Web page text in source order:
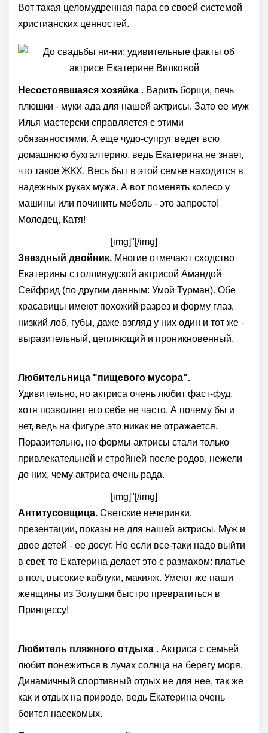
Вот такая целомудренная пара со своей системой
христианских ценностей.
Несостоявшаяся хозяйка . Варить борщи, печь
плюшки - муки ада для нашей актрисы. Зато ее муж
Илья мастерски справляется с этими
обязанностями. А еще чудо-супруг ведет всю
домашнюю бухгалтерию, ведь Екатерина не знает,
что такое ЖКХ. Весь быт в этой семье находится в
надежных руках мужа. А вот поменять колесо у
машины или починить мебель - это запросто!
Молодец, Катя!
[img]"[/img]
Звездный двойник. Многие отмечают сходство
Екатерины с голливудской актрисой Амандой
Сейфрид (по другим данным: Умой Турман). Обе
красавицы имеют похожий разрез и форму глаз,
низкий лоб, губы, даже взгляд у них один и тот же -
выразительный, цепляющий и проникновенный.
Любительница "пищевого мусора".
Удивительно, но актриса очень любит фаст-фуд,
хотя позволяет его себе не часто. А почему бы и
нет, ведь на фигуре это никак не отражается.
Поразительно, но формы актрисы стали только
привлекательней и стройней после родов, нежели
до них, чему актриса очень рада.
[img]"[/img]
Антитусовщица. Светские вечеринки,
презентации, показы не для нашей актрисы. Муж и
двое детей - ее досуг. Но если все-таки надо выйти
в свет, то Екатерина делает это с размахом: платье
в пол, высокие каблуки, макияж. Умеют же наши
женщины из Золушки быстро превратиться в
Принцессу!
Любитель пляжного отдыха . Актриса с семьей
любит понежиться в лучах солнца на берегу моря.
Динамичный спортивный отдых не для нее, так же
как и отдых на природе, ведь Екатерина очень
боится насекомых.